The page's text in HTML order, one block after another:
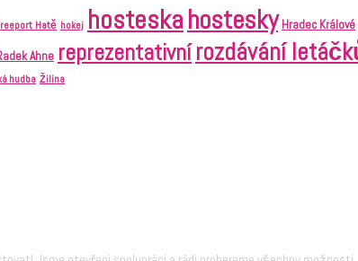
Hatě hokej hosteskahostesky Hradec Králové
Ahne reprezentativnírozdávání
hudba Žilina